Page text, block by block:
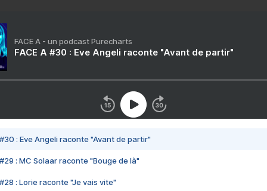
FACE A - un podcast Purecharts
FACE A #30 : Eve Angeli raconte "Avant de partir"
#30 : Eve Angeli raconte "Avant de partir"
#29 : MC Solaar raconte "Bouge de là"
#28 : Lorie raconte "Je vais vite"